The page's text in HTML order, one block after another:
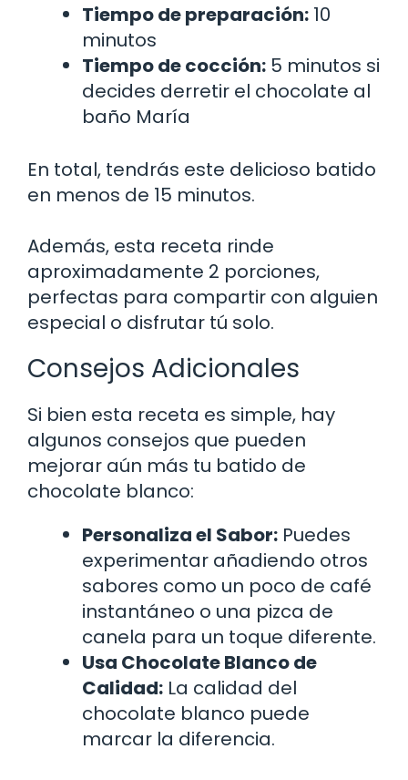
Tiempo de preparación: 10
minutos
Tiempo de cocción: 5 minutos si
decides derretir el chocolate al
baño María
En total, tendrás este delicioso batido
en menos de 15 minutos.
Además, esta receta rinde
aproximadamente 2 porciones,
perfectas para compartir con alguien
especial o disfrutar tú solo.
Consejos Adicionales
Si bien esta receta es simple, hay
algunos consejos que pueden
mejorar aún más tu batido de
chocolate blanco:
Personaliza el Sabor: Puedes
experimentar añadiendo otros
sabores como un poco de café
instantáneo o una pizca de
canela para un toque diferente.
Usa Chocolate Blanco de
Calidad: La calidad del
chocolate blanco puede
marcar la diferencia.